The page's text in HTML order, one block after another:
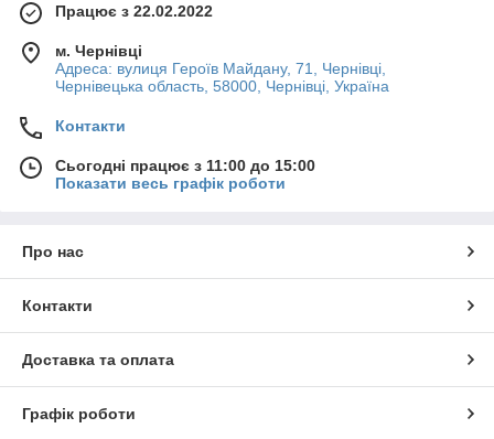
Працює з 22.02.2022
м. Чернівці
Адреса: вулиця Героїв Майдану, 71, Чернівці,
Чернівецька область, 58000, Чернівці, Україна
Контакти
Сьогодні працює з 11:00 до 15:00
Показати весь графік роботи
Про нас
Контакти
Доставка та оплата
Графік роботи